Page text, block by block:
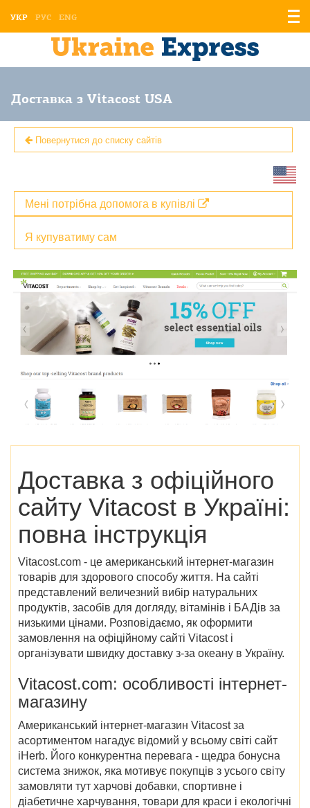
УКР РУС ENG
Доставка з Vitacost USA
Повернутися до списку сайтів
Я купуватиму сам
Мені потрібна допомога в купівлі
Доставка з офіційного
сайту Vitacost в Україні:
повна інструкція
Vitacost.com - це американський інтернет-магазин
товарів для здорового способу життя. На сайті
представлений величезний вибір натуральних
продуктів, засобів для догляду, вітамінів і БАДів за
низькими цінами. Розповідаємо, як оформити
замовлення на офіційному сайті Vitacost і
організувати швидку доставку з-за океану в Україну.
Vitacost.com: особливості інтернет-
магазину
Американський інтернет-магазин Vitacost за
асортиментом нагадує відомий у всьому світі сайт
iHerb. Його конкурентна перевага - щедра бонусна
система знижок, яка мотивує покупців з усього світу
замовляти тут харчові добавки, спортивне і
діабетичне харчування, товари для краси і екологічні